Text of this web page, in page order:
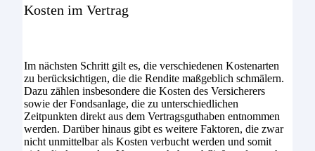
Kosten im Vertrag
Im nächsten Schritt gilt es, die verschiedenen Kostenarten
zu berücksichtigen, die die Rendite maßgeblich schmälern.
Dazu zählen insbesondere die Kosten des Versicherers
sowie der Fondsanlage, die zu unterschiedlichen
Zeitpunkten direkt aus dem Vertragsguthaben entnommen
werden. Darüber hinaus gibt es weitere Faktoren, die zwar
nicht unmittelbar als Kosten verbucht werden und somit